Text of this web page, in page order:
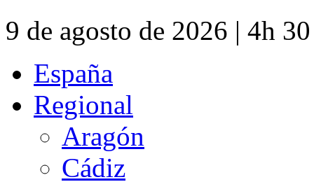
9 de agosto de 2026 | 4h
España
Regional
Aragón
Cádiz